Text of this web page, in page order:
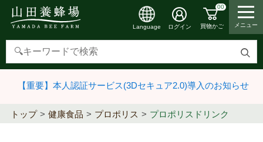
検
す
Language ログイン
00
買物かご メニュー
【重要】本人認証サービス(3Dセキュア2.0)導入のお知らせ
トップ 健康食品 プロポリス プロポリスドリンク